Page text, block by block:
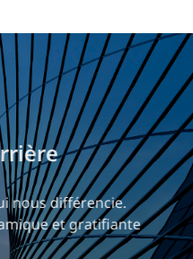
nous différencie.
et gratifiante